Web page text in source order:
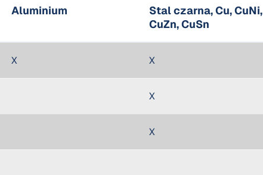
Aluminium
Stal czarna, Cu, CuNi,
CuZn, CuSn
X X
X
X